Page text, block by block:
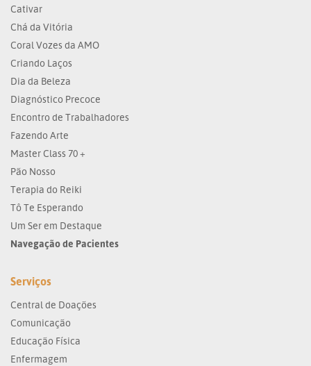
Cativar
Chá da Vitória
Coral Vozes da AMO
Criando Laços
Dia da Beleza
Diagnóstico Precoce
Encontro de Trabalhadores
Fazendo Arte
Master Class 70 +
Pão Nosso
Terapia do Reiki
Tô Te Esperando
Um Ser em Destaque
Navegação de Pacientes
Serviços
Central de Doações
Comunicação
Educação Física
Enfermagem